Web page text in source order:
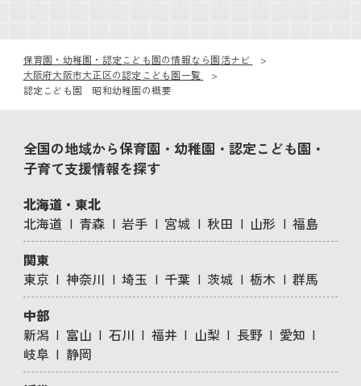
保育園・幼稚園・認定こども園の情報なら園活ナビ
大阪府大阪市大正区の認定こども園一覧
認定こども園 昭和幼稚園の概要
全国の地域から保育園・幼稚園・認定こども園・
子育て支援情報を探す
北海道・東北
北海道
青森 岩手 宮城 秋田 山形
福島
関東
東京
神奈川 埼玉 千葉 茨城 栃木
群馬
中部
新潟
富山 石川 福井 山梨 長野
愛知
岐阜
静岡